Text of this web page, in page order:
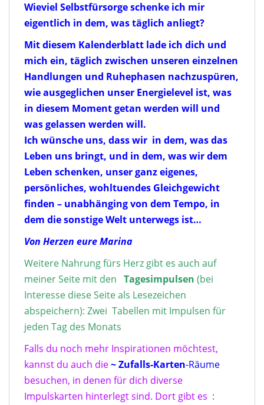
Wieviel Selbstfürsorge schenke ich mir
eigentlich in dem, was täglich anliegt?
Mit diesem Kalenderblatt lade ich dich und
mich ein, täglich zwischen unseren einzelnen
Handlungen und Ruhephasen nachzuspüren,
wie ausgeglichen unser Energielevel ist, was
in diesem Moment getan werden will und
was gelassen werden will.
Ich wünsche uns, dass wir in dem, was das
Leben uns bringt, und in dem, was wir dem
Leben schenken, unser ganz eigenes,
persönliches, wohltuendes Gleichgewicht
finden – unabhänging von dem Tempo, in
dem die sonstige Welt unterwegs ist…
Von Herzen eure Marina
Weitere Nahrung fürs Herz gibt es auch auf
meiner Seite mit den Tagesimpulsen (bei
Interesse diese Seite als Lesezeichen
abspeichern): Zwei Tabellen mit Impulsen für
jeden Tag des Monats
Falls du noch mehr Inspirationen möchtest,
kannst du auch die~ Zufalls-Karten-Räume
besuchen, in denen für dich diverse
Impulskarten hinterlegt sind. Dort gibt es :